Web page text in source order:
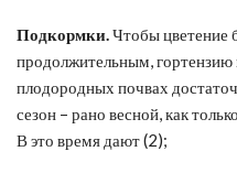
Подкормки.Чтобы цветение
продолжительным,
плодородных почвах
сезон – рано весной, как
В это время дают (2);